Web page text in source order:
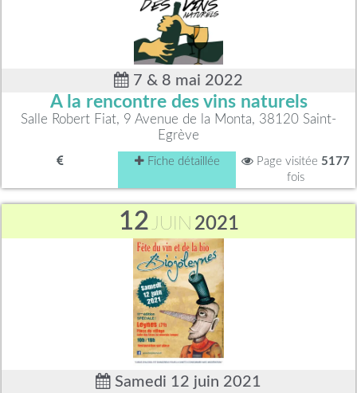
7 & 8 mai 2022
A la rencontre des vins naturels
Salle Robert Fiat, 9 Avenue de la Monta, 38120 Saint-
Egrève
Fiche détaillée Page visitée 5177
fois
12 JUIN 2021
Samedi 12 juin 2021